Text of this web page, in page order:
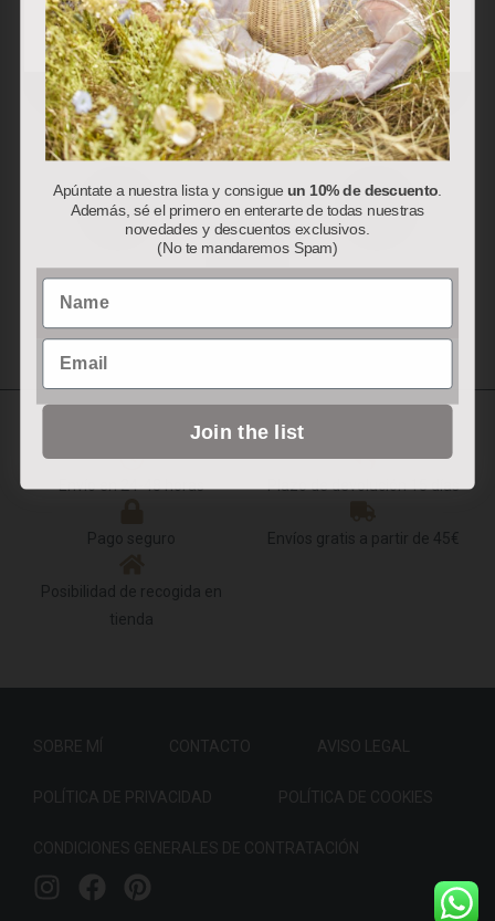
Envío en 24-48 horas Plazo de devolución 15 días
Pago seguro Envíos gratis a partir de 45€
Posibilidad de recogida en
tienda
SOBRE MÍ CONTACTO AVISO LEGAL
POLÍTICA DE PRIVACIDAD POLÍTICA DE COOKIES
CONDICIONES GENERALES DE CONTRATACIÓN
Aceptar Rechazar Personalizar
Apúntate a nuestra lista y consigue un 10% de descuento
Además, sé el primero en enterarte de todas nuestras
novedades y descuentos exclusivos.
(No te mandaremos Spam)
Name
Email
Join the list